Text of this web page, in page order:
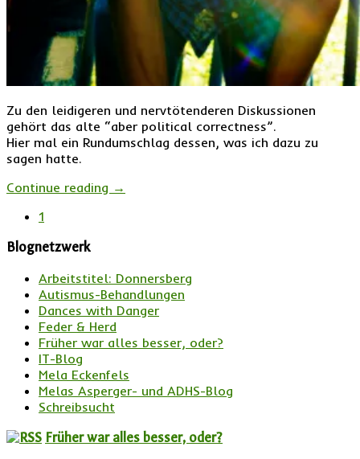
Zu den leidigeren und nervtötenderen Diskussionen
gehört das alte “aber political correctness”.
Hier mal ein Rundumschlag dessen, was ich dazu zu
sagen hatte.
Continue reading →
1
Blognetzwerk
Arbeitstitel: Donnersberg
Autismus-Behandlungen
Dances with Danger
Feder & Herd
Früher war alles besser, oder?
IT-Blog
Mela Eckenfels
Melas Asperger- und ADHS-Blog
Schreibsucht
Früher war alles besser, oder?